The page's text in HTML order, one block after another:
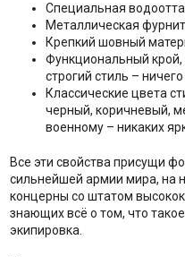
Специальная
Металлическая
Крепкий шовный
Функциональный
строгий стиль –
Классические цвета
черный, коричневый,
военному – никаких
Все эти свойства присущи
сильнейшей армии мира, на
концерны со штатом
знающих всё о том, что
экипировка.